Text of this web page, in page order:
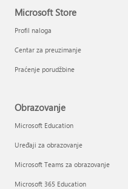
Microsoft Store
Profil naloga
Centar za preuzimanje
Praćenje porudžbine
Obrazovanje
Microsoft Education
Uređaji za obrazovanje
Microsoft Teams za obrazovanje
Microsoft 365 Education